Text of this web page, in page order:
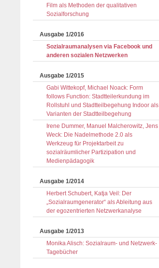
Film als Methoden der qualitativen
Sozialforschung
Ausgabe 1/2016
Sozialraumanalysen via Facebook und
anderen sozialen Netzwerken
Ausgabe 1/2015
Gabi Wittekopf, Michael Noack: Form
follows Function: Stadtteilerkundung im
Rollstuhl und Stadtteilbegehung Indoor als
Varianten der Stadtteilbegehung
Irene Dummer, Manuel Malcherowitz, Jens
Weck: Die Nadelmethode 2.0 als
Werkzeug für Projektarbeit zu
sozialräumlicher Partizipation und
Medienpädagogik
Ausgabe 1/2014
Herbert Schubert, Katja Veil: Der
„Sozialraumgenerator“ als Ableitung aus
der egozentrierten Netzwerkanalyse
Ausgabe 1/2013
Monika Alisch: Sozialraum- und Netzwerk-
Tagebücher